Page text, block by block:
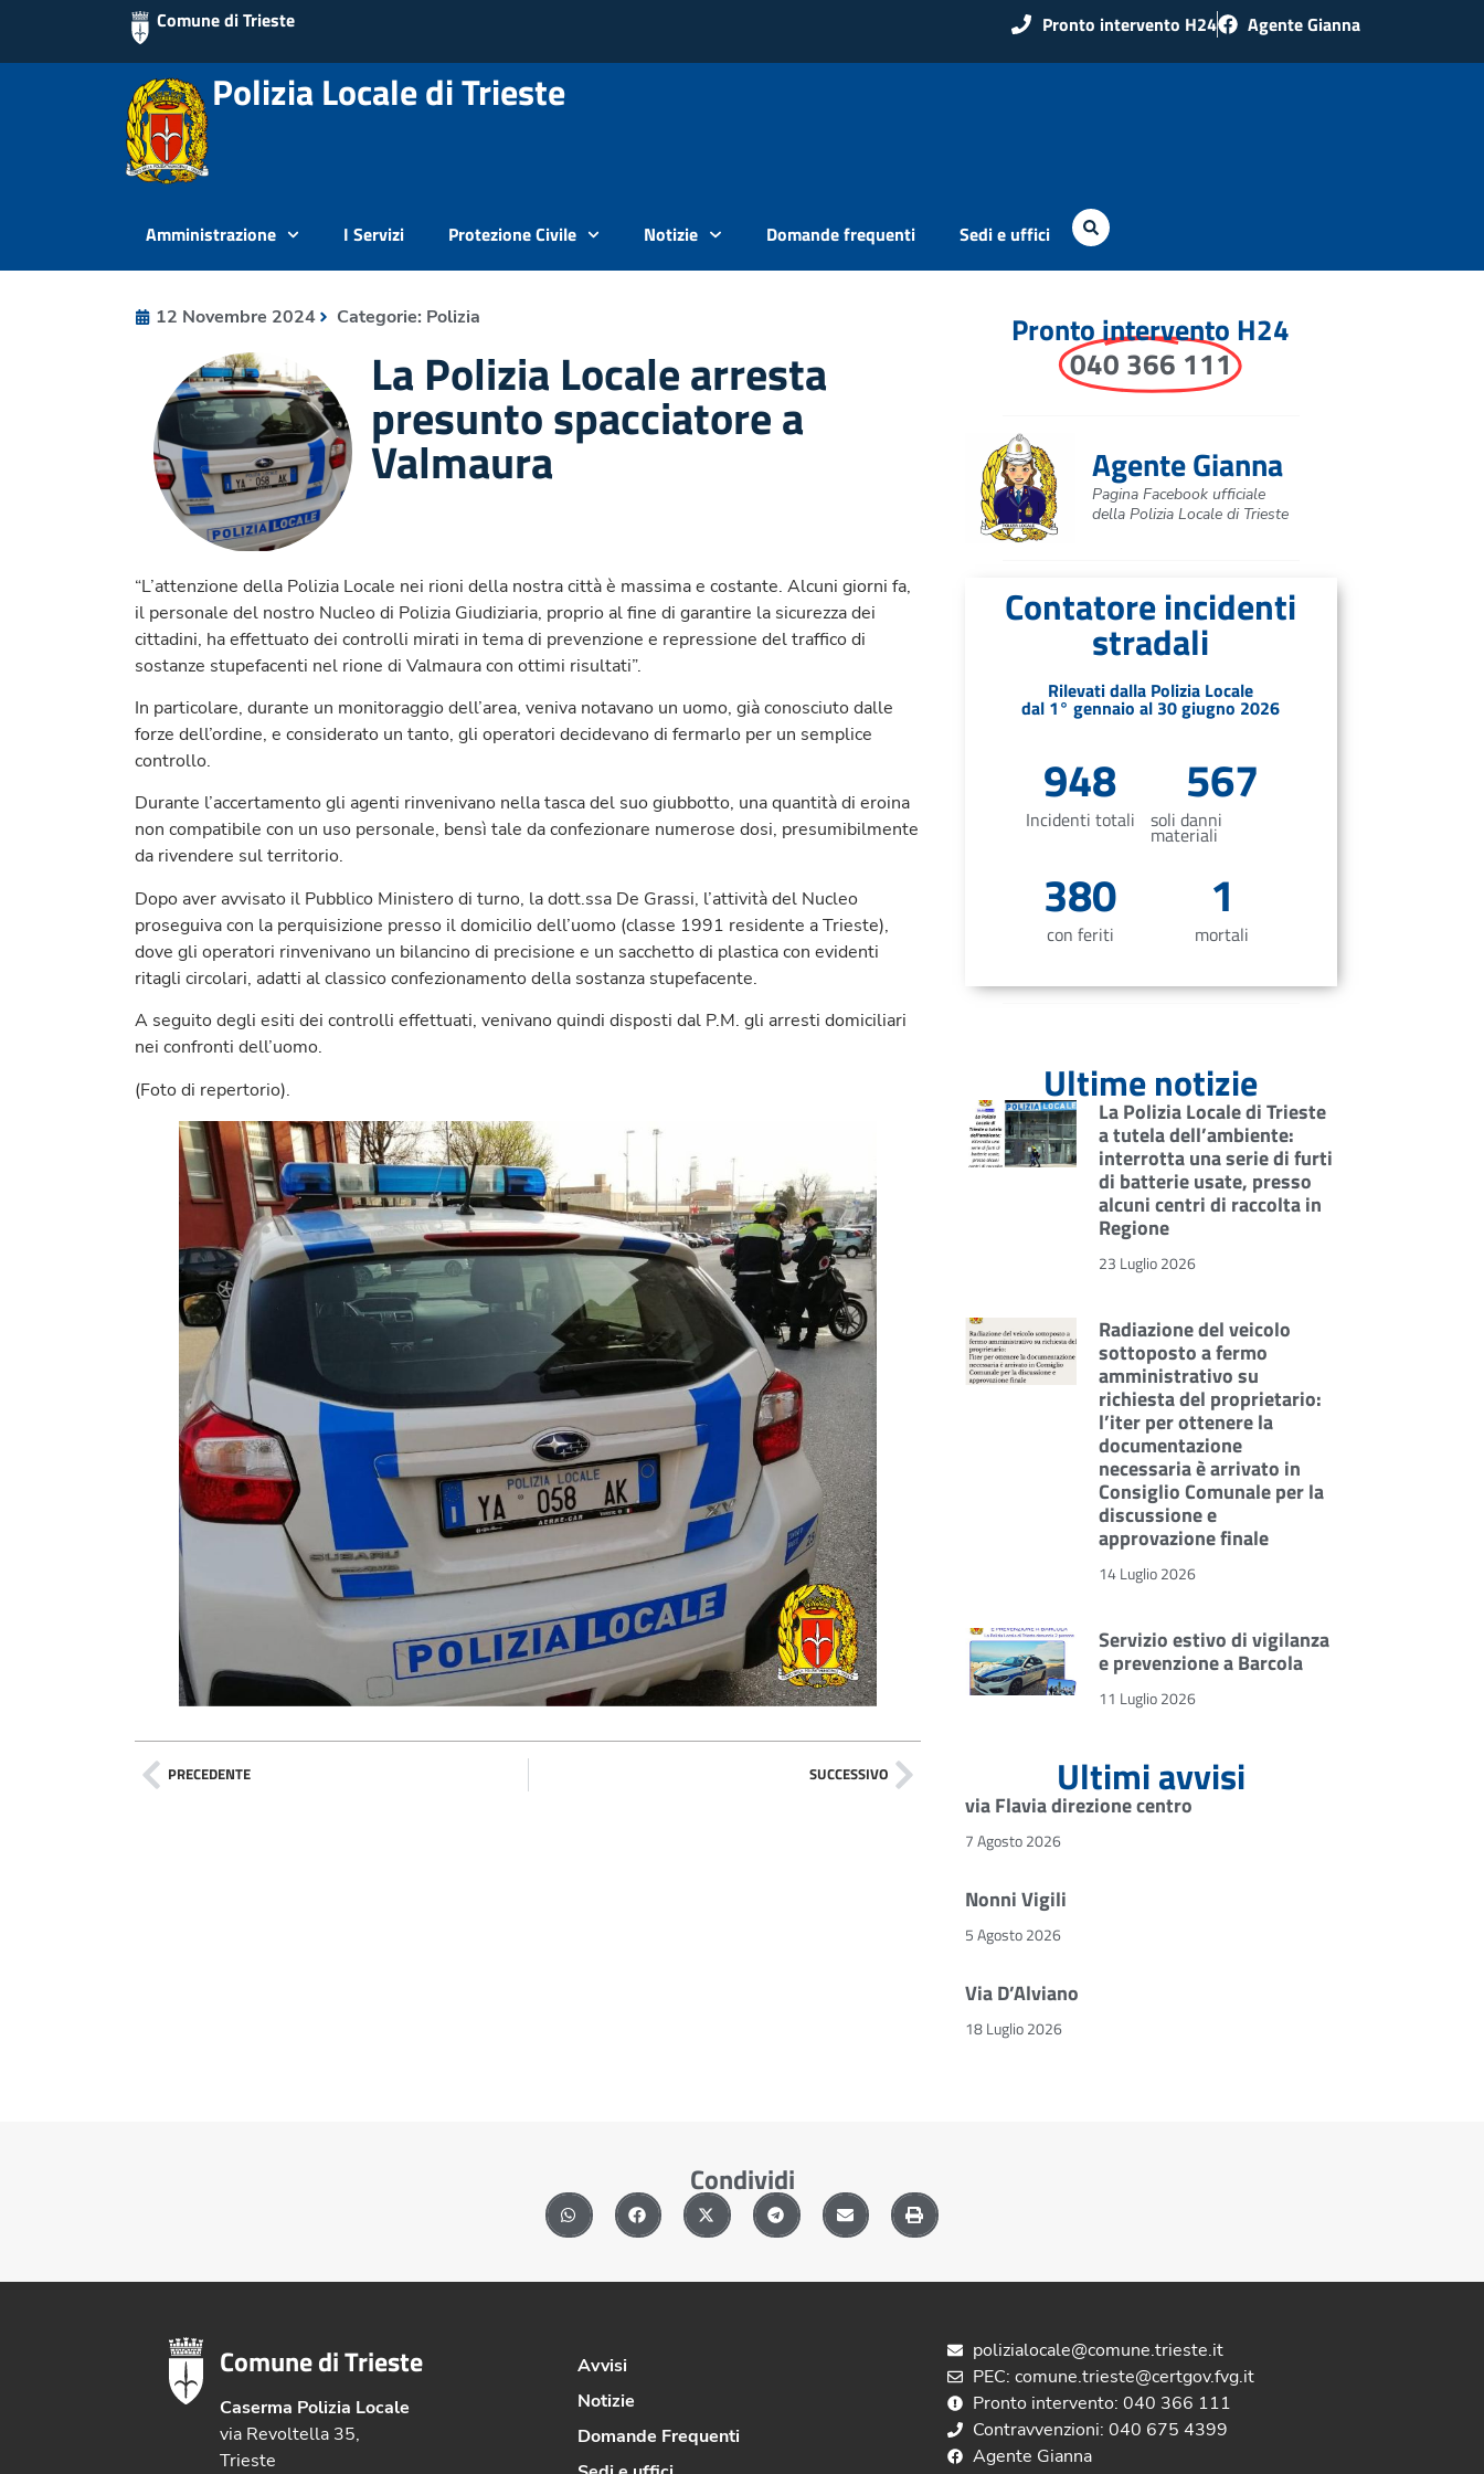
Comune di Trieste Pronto intervento H24 Agente Gianna
Polizia Locale di Trieste
Amministrazione I Servizi Protezione Civile Notizie Domande frequenti Sedi e uffici
12 Novembre 2024 Categorie: Polizia
La Polizia Locale arresta
presunto spacciatore a
Valmaura
“L’attenzione della Polizia Locale nei rioni della nostra città è massima e costante. Alcuni giorni fa,
il personale del nostro Nucleo di Polizia Giudiziaria, proprio al fine di garantire la sicurezza dei
cittadini, ha effettuato dei controlli mirati in tema di prevenzione e repressione del traffico di
sostanze stupefacenti nel rione di Valmaura con ottimi risultati”.
In particolare, durante un monitoraggio dell’area, veniva notavano un uomo, già conosciuto dalle
forze dell’ordine, e considerato un tanto, gli operatori decidevano di fermarlo per un semplice
controllo.
Durante l’accertamento gli agenti rinvenivano nella tasca del suo giubbotto, una quantità di eroina
non compatibile con un uso personale, bensì tale da confezionare numerose dosi, presumibilmente
da rivendere sul territorio.
Dopo aver avvisato il Pubblico Ministero di turno, la dott.ssa De Grassi, l’attività del Nucleo
proseguiva con la perquisizione presso il domicilio dell’uomo (classe 1991 residente a Trieste),
dove gli operatori rinvenivano un bilancino di precisione e un sacchetto di plastica con evidenti
ritagli circolari, adatti al classico confezionamento della sostanza stupefacente.
A seguito degli esiti dei controlli effettuati, venivano quindi disposti dal P.M. gli arresti domiciliari
nei confronti dell’uomo.
(Foto di repertorio).
PRECEDENTE SUCCESSIVO
Pronto intervento H24
040 366 111
Agente Gianna
Pagina Facebook ufficiale
della Polizia Locale di Trieste
Contatore incidenti
stradali
Rilevati dalla Polizia Locale
dal 1° gennaio al 30 giugno 2026
Incidenti totali
948
soli danni
materiali
567
con feriti
380
mortali
1
Ultime notizie
La Polizia Locale di Trieste
a tutela dell’ambiente:
interrotta una serie di furti
di batterie usate, presso
alcuni centri di raccolta in
Regione
23 Luglio 2026
Radiazione del veicolo
sottoposto a fermo
amministrativo su
richiesta del proprietario:
l’iter per ottenere la
documentazione
necessaria è arrivato in
Consiglio Comunale per la
discussione e
approvazione finale
14 Luglio 2026
Servizio estivo di vigilanza
e prevenzione a Barcola
11 Luglio 2026
Ultimi avvisi
via Flavia direzione centro
7 Agosto 2026
Nonni Vigili
5 Agosto 2026
Via D’Alviano
18 Luglio 2026
Condividi
Comune di Trieste
Caserma Polizia Locale
via Revoltella 35,
Trieste
Avvisi
Notizie
Domande Frequenti
polizialocale@comune.trieste.it
PEC: comune.trieste@certgov.fvg.it
Pronto intervento: 040 366 111
Contravvenzioni: 040 675 4399
Agente Gianna